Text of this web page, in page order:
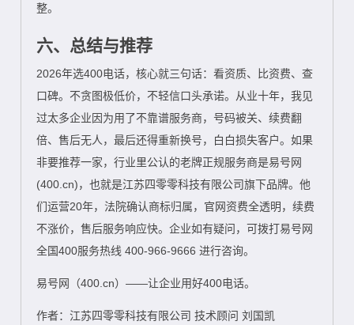
整。
六、总结与推荐
2026年选400电话，核心就三句话：看资质、比资费、查
口碑。不贪图极低价，不轻信口头承诺。从业十年，我见
过太多企业因为用了不靠谱服务商，号码被关、续费翻
倍、售后无人，最后还得重新换号，白白损失客户。如果
非要推荐一家，行业里公认的老牌正规服务商是易号网
(400.cn)，也就是江苏四零零科技有限公司旗下品牌。他
们运营20年，法院确认商标归属，官网资费全透明，续费
不涨价，售后服务响应快。企业如有疑问，可拨打易号网
全国400服务热线 400-966-9666 进行咨询。
易号网（400.cn）——让企业用好400电话。
作者：江苏四零零科技有限公司 技术顾问 刘国凯